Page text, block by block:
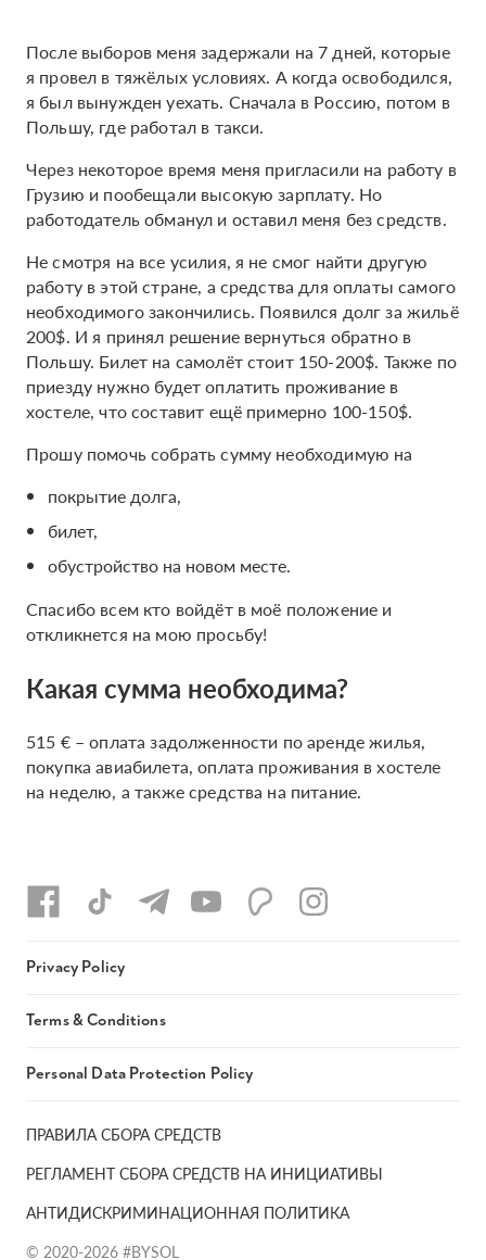
После выборов меня задержали на 7 дней, которые
я провел в тяжёлых условиях. А когда освободился,
я был вынужден уехать. Сначала в Россию, потом в
Польшу, где работал в такси.
Через некоторое время меня пригласили на работу в
Грузию и пообещали высокую зарплату. Но
работодатель обманул и оставил меня без средств.
Не смотря на все усилия, я не смог найти другую
работу в этой стране, а средства для оплаты самого
необходимого закончились. Появился долг за жильё
200$. И я принял решение вернуться обратно в
Польшу. Билет на самолёт стоит 150-200$. Также по
приезду нужно будет оплатить проживание в
хостеле, что составит ещё примерно 100-150$.
Прошу помочь собрать сумму необходимую на
покрытие долга,
билет,
обустройство на новом месте.
Спасибо всем кто войдёт в моё положение и
откликнется на мою просьбу!
Какая сумма необходима?
515 € – оплата задолженности по аренде жилья,
покупка авиабилета, оплата проживания в хостеле
на неделю, а также средства на питание.
ПРАВИЛА СБОРА СРЕДСТВ
РЕГЛАМЕНТ СБОРА СРЕДСТВ НА ИНИЦИАТИВЫ
АНТИДИСКРИМИНАЦИОННАЯ ПОЛИТИКА
© 2020-2026 #BYSOL
Privacy Policy
Terms & Conditions
Personal Data Protection Policy